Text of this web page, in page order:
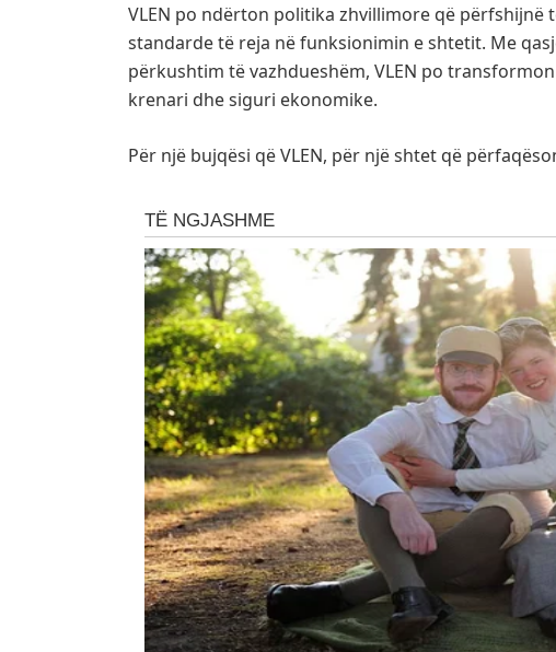
VLEN po ndërton politika zhvillimore që përfshijnë
standarde të reja në funksionimin e shtetit. Me
përkushtim të vazhdueshëm, VLEN po
krenari dhe siguri ekonomike.
Për një bujqësi që VLEN, për një shtet që